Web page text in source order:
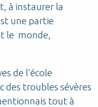
à instaurer la
une partie
le monde,
de l’école
des troubles sévères
tout à